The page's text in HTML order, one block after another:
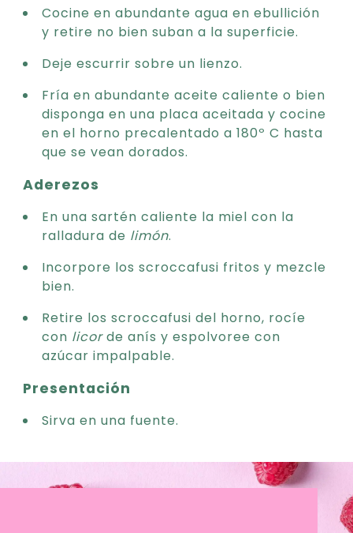
Cocine en abundante agua en ebullición
y retire no bien suban a la superficie.
Deje escurrir sobre un lienzo.
Fría en abundante aceite caliente o bien
disponga en una placa aceitada y cocine
en el horno precalentado a 180º C hasta
que se vean dorados.
Aderezos
En una sartén caliente la miel con la
ralladura de limón.
Incorpore los scroccafusi fritos y mezcle
bien.
Retire los scroccafusi del horno, rocíe
con licorde anís y espolvoree con
azúcar impalpable.
Presentación
Sirva en una fuente.